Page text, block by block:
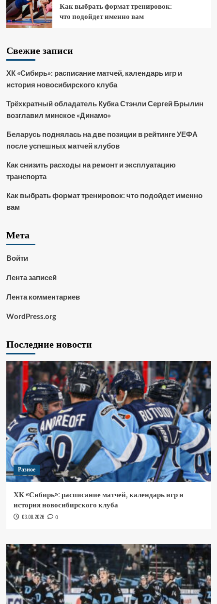
Как выбрать формат тренировок:
что подойдет именно вам
Свежие записи
ХК «Сибирь»: расписание матчей, календарь игр и
история новосибирского клуба
Трёхкратный обладатель Кубка Стэнли Сергей Брылин
возглавил минское «Динамо»
Беларусь поднялась на две позиции в рейтинге УЕФА
после успешных матчей клубов
Как снизить расходы на ремонт и эксплуатацию
транспорта
Как выбрать формат тренировок: что подойдет именно
вам
Мета
Войти
Лента записей
Лента комментариев
WordPress.org
Последние новости
Разное
ХК «Сибирь»: расписание матчей, календарь игр и
история новосибирского клуба
03.08.2026 0